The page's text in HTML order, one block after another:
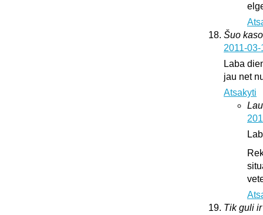
Šuo
2011-
Laba
jau net
Atsakyti
Tik guli